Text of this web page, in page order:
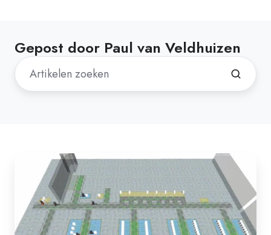
Gepost door Paul van Veldhuizen
Slimme
automatisering
fundament
voor